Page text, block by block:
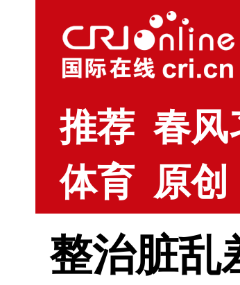
推荐 春风
体育 原创
整治脏乱